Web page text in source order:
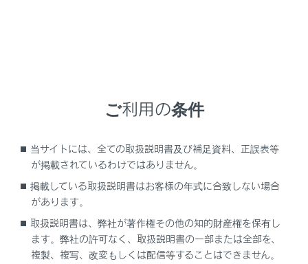
緊急対応一覧 警告灯/表示灯一覧
閲覧履歴
履歴がありません
ご利用の条件
当サイトには、全ての取扱説明書及び補足資料、正誤表等
が掲載されているわけではありません。
掲載している取扱説明書はお客様の年式に合致しない場合
があります。
取扱説明書は、弊社が著作権その他の知的財産権を保有し
ます。弊社の許可なく、取扱説明書の一部または全部を、
複製、複写、改変もしくは配信等することはできません。